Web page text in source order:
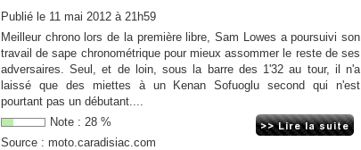
Publié le 11 mai 2012 à 21h59
Meilleur chrono lors de la première libre, Sam Lowes a poursuivi son
travail de sape chronométrique pour mieux assommer le reste de ses
adversaires. Seul, et de loin, sous la barre des 1'32 au tour, il n'a
laissé que des miettes à un Kenan Sofuoglu second qui n'est
pourtant pas un débutant....
Note : 28 %
Source : moto.caradisiac.com